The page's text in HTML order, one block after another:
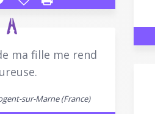
ma fille me rend
sur-Marne (France)